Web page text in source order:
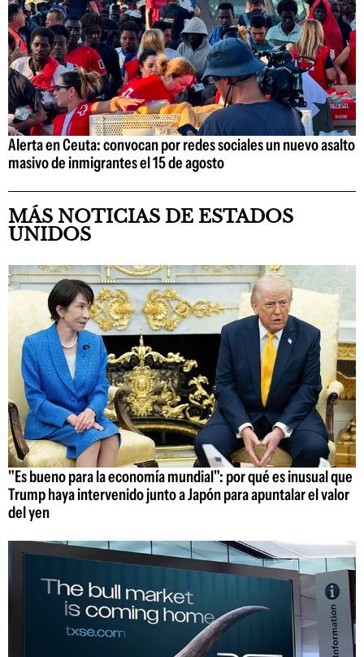
Alerta en Ceuta: convocan por redes sociales un nuevo asalto
masivo de inmigrantes el 15 de agosto
MÁS NOTICIAS DE ESTADOS
UNIDOS
"Es bueno para la economía mundial": por qué es inusual que
Trump haya intervenido junto a Japón para apuntalar el valor
del yen